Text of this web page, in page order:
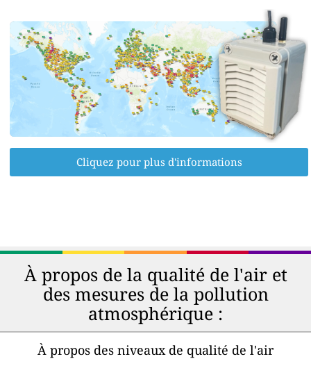
Cliquez pour plus d'informations
À propos de la qualité de l'air et
des mesures de la pollution
atmosphérique :
À propos des niveaux de qualité de l'air